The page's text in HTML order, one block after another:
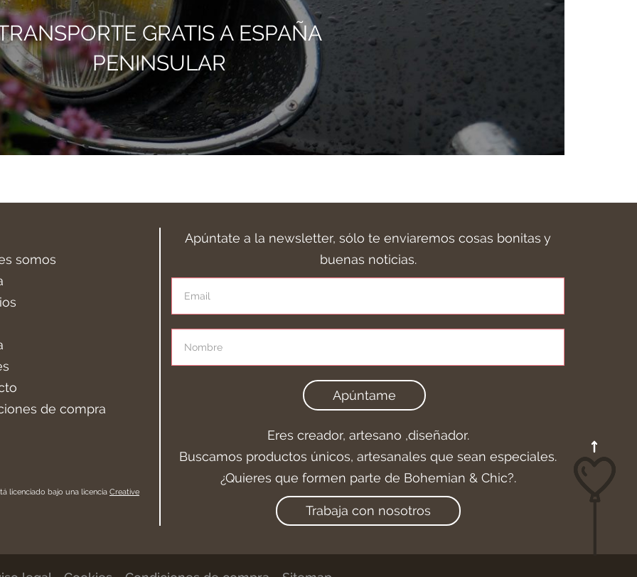
GRATIS A ESPAÑA
PENINSULAR
somos
de compra
licenciado bajo una licencia Creative
Apúntate a la newsletter, sólo te enviaremos cosas bonitas y
buenas noticias.
Apúntame
Eres creador, artesano ,diseñador.
Buscamos productos únicos, artesanales que sean especiales.
¿Quieres que formen parte de Bohemian & Chic?.
Trabaja con nosotros